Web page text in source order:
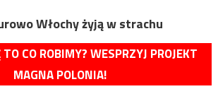
Włochy żyją w strachu
CO ROBIMY? WESPRZYJ PROJEKT
MAGNA POLONIA!